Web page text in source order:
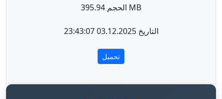
الحجم 395.94 MB
التاريخ 03.12.2025 23:43:07
تحميل